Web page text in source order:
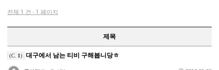
전체 1 건 - 1 페이지
제목
(C. 1) 대구에서 남는 티비 구해봅니당ㅎ